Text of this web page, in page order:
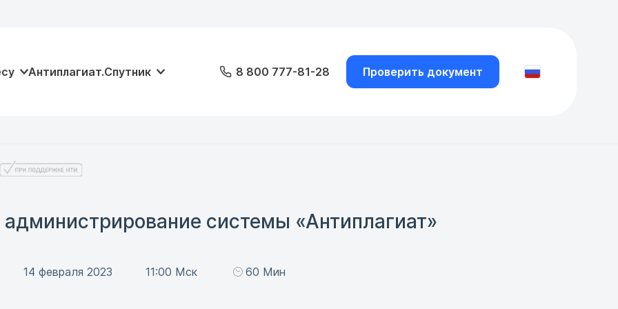
Антиплагиат.Спутник 8 800 777-81-28 Проверить документ
системы «Антиплагиат»
14 февраля 2023 11:00 Мск 60 Мин